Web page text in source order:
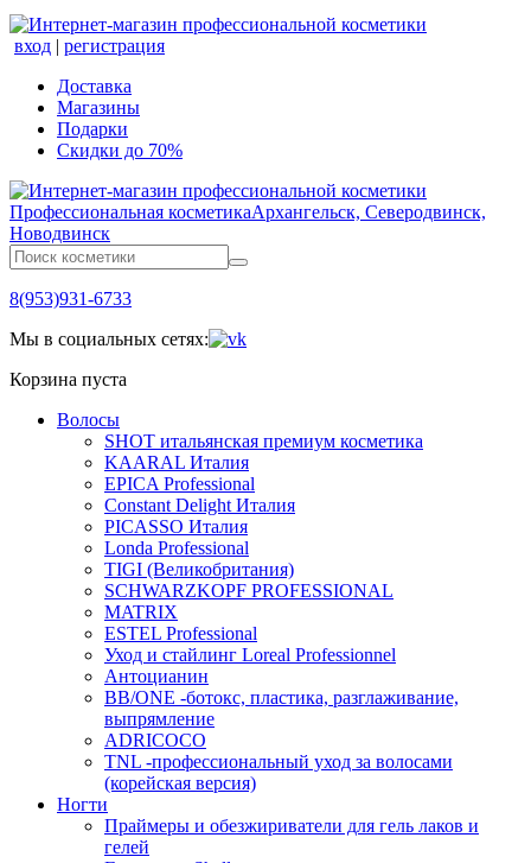
вход | регистрация
Доставка
Магазины
Подарки
Скидки до 70%
Профессиональная косметикаАрхангельск, Северодвинск,
Новодвинск
8(953)931-6733
Мы в социальных сетях:
Корзина пуста
Волосы
SHOT итальянская премиум косметика
KAARAL Италия
EPICA Professional
Constant Delight Италия
PICASSO Италия
Londa Professional
TIGI (Великобритания)
SCHWARZKOPF PROFESSIONAL
MATRIX
ESTEL Professional
Уход и стайлинг Loreal Professionnel
Антоцианин
BB/ONE -ботокс, пластика, разглаживание,
выпрямление
ADRICOCO
TNL -профессиональный уход за волосами
(корейская версия)
Ногти
Праймеры и обезжириватели для гель лаков и
гелей